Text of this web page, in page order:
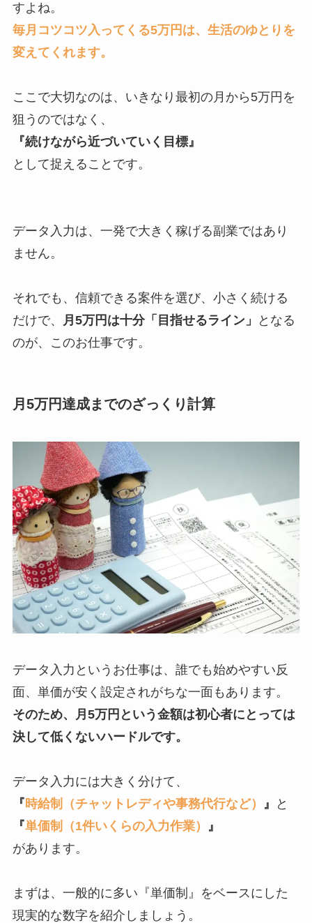
すよね。
毎月コツコツ入ってくる5万円は、生活のゆとりを
変えてくれます。
ここで大切なのは、いきなり最初の月から5万円を
狙うのではなく、
『続けながら近づいていく目標』
として捉えることです。
データ入力は、一発で大きく稼げる副業ではあり
ません。
それでも、信頼できる案件を選び、小さく続ける
だけで、
月5万円は十分「目指せるライン」
となる
のが、このお仕事です。
月5万円達成までのざっくり計算
データ入力というお仕事は、誰でも始めやすい反
面、単価が安く設定されがちな一面もあります。
そのため、月5万円という金額は初心者にとっては
決して低くないハードルです。
データ入力には大きく分けて、
『 時給制（チャットレディや事務代行など） 』
と
『単価制（1件いくらの入力作業）
』
があります。
まずは、一般的に多い『単価制』をベースにした
現実的な数字を紹介しましょう。